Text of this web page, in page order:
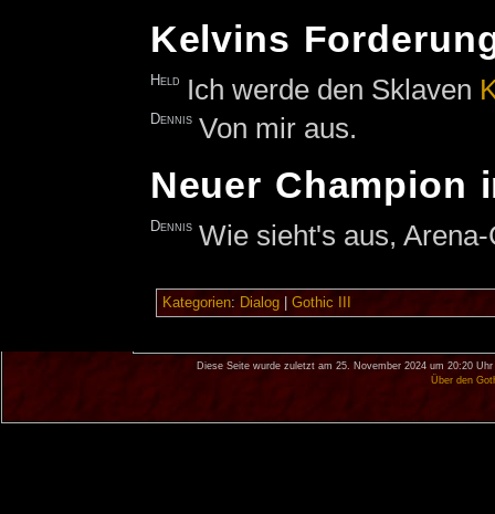
Kelvins
Held Ich werde den Sklaven
Dennis Von mir aus.
Neuer Champion
Dennis Wie sieht's aus,
Kategorien: Dialog| Gothic III
Diese Seite wurde zuletzt am 25. November 2024 um 20:20 Uhr
Über den